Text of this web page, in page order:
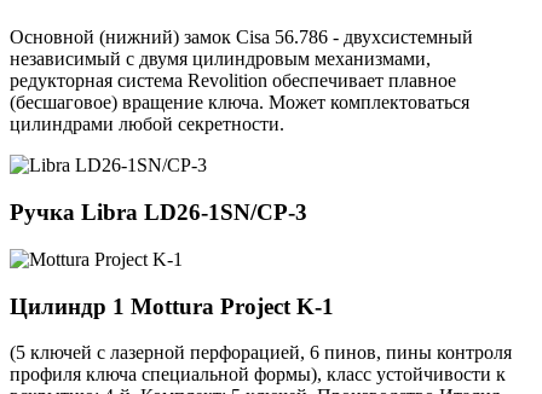
Основной (нижний) замок Cisa 56.786 - двухсистемный
независимый с двумя цилиндровым механизмами,
редукторная система Revolition обеспечивает плавное
(бесшаговое) вращение ключа. Может комплектоваться
цилиндрами любой секретности.
Ручка Libra LD26-1SN/CP-3
Цилиндр 1 Mottura Project K-1
(5 ключей с лазерной перфорацией, 6 пинов, пины контроля
профиля ключа специальной формы), класс устойчивости к